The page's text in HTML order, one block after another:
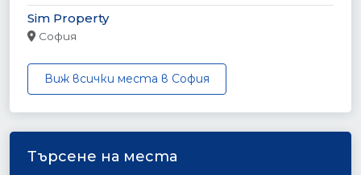
Sim Property
София
Виж всички места в София
Търсене на места